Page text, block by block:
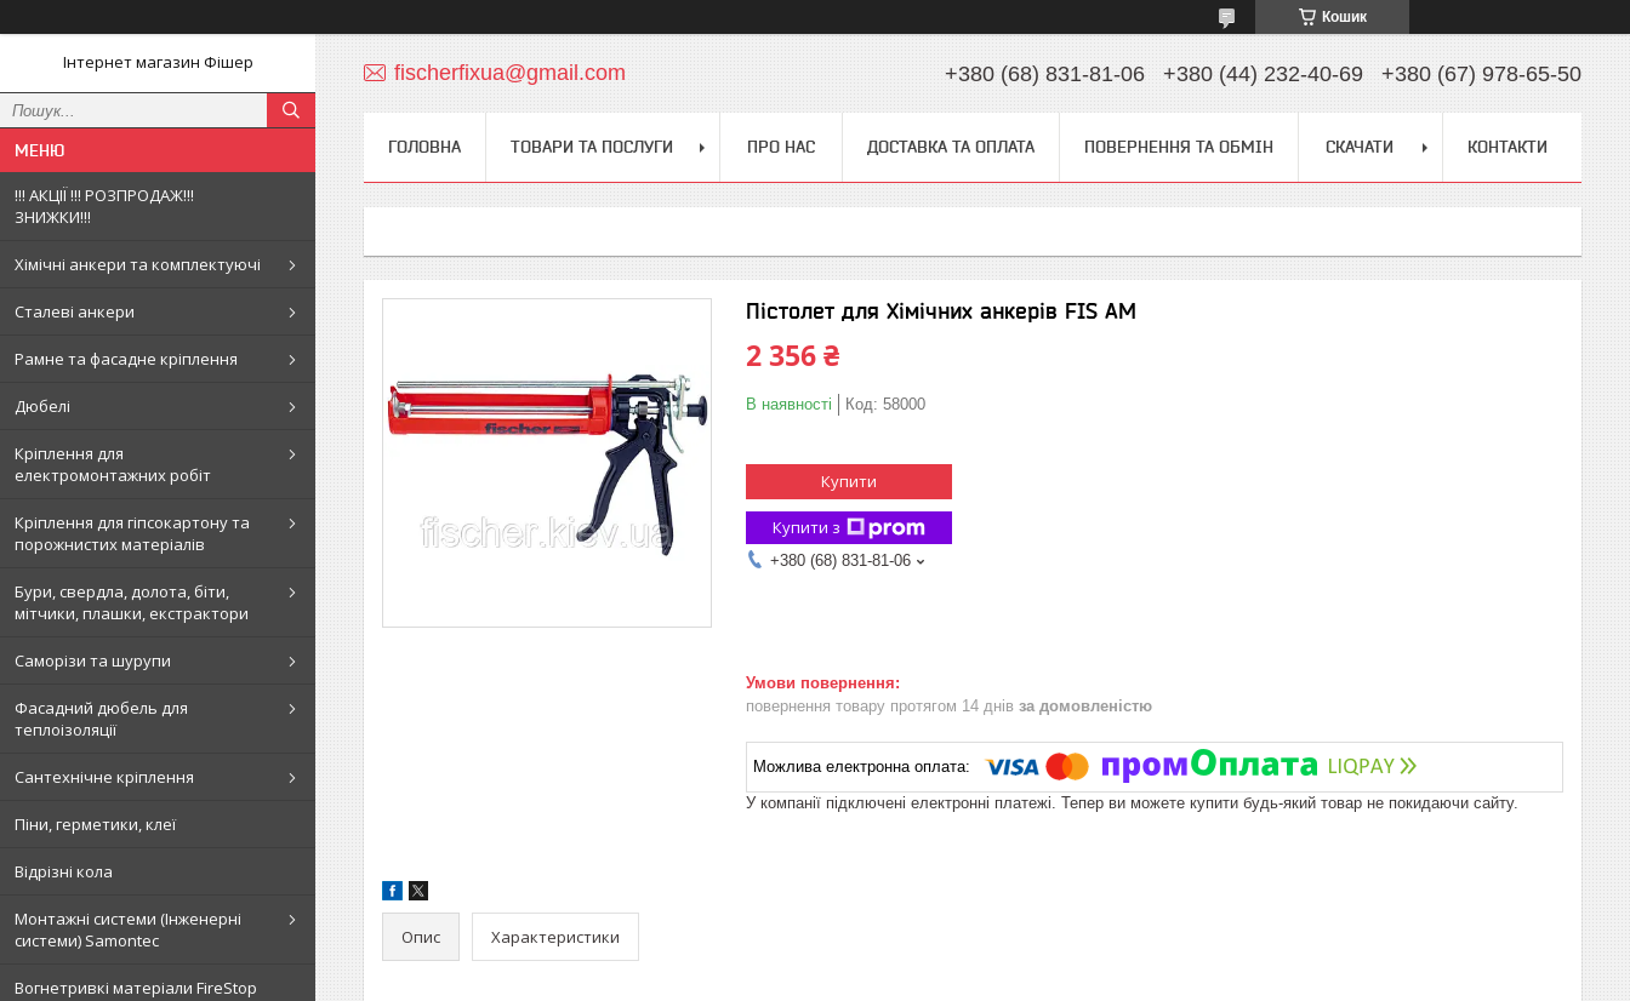
Кошик
Інтернет магазин Фішер
!!! АКЦІЇ !!! РОЗПРОДАЖ!!!
ЗНИЖКИ!!!
Хімічні анкери та комплектуючі
Сталеві анкери
Рамне та фасадне кріплення
Дюбелі
Кріплення для
електромонтажних робіт
Кріплення для гіпсокартону та
порожнистих матеріалів
Бури, свердла, долота, біти,
мітчики, плашки, екстрактори
Саморізи та шурупи
Фасадний дюбель для
теплоізоляції
Сантехнічне кріплення
Піни, герметики, клеї
Відрізні кола
Монтажні системи (Інженерні
системи) Samontec
Вогнетривкі матеріали FireStop
fischerfixua@gmail.com +380 (68) 831-81-06 +380 (44) 232-40-69 +380 (67) 978-65-50
ГОЛОВНА ТОВАРИ ТА ПОСЛУГИ ПРО НАС ДОСТАВКА ТА ОПЛАТА ПОВЕРНЕННЯ ТА ОБМІН СКАЧАТИ КОНТАКТИ
Пістолет для Хімічних анкерів FIS AM
2 356 ₴
В наявності Код: 58000
Купити
Купити з
+380 (68) 831-81-06
повернення товару протягом 14 днів за домовленістю
У компанії підключені електронні платежі. Тепер ви можете купити будь-який товар не покидаючи сайту.
Опис Характеристики